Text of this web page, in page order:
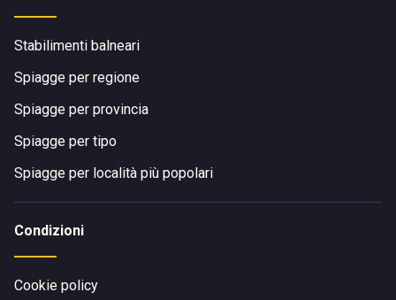
Stabilimenti balneari
Spiagge per regione
Spiagge per provincia
Spiagge per tipo
Spiagge per località più popolari
Condizioni
Cookie policy